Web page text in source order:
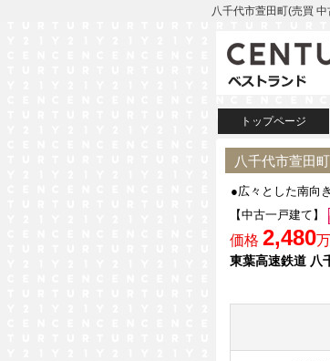
八千代市萱田町(売買
トップページ
八千代市萱田
●広々とした南向
【中古一戸建て】
価格 2,480
東葉高速鉄道 八